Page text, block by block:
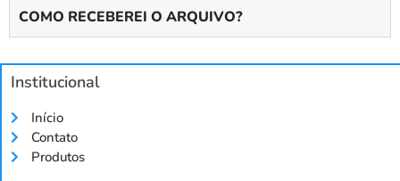
COMO RECEBEREI O ARQUIVO?
Institucional
Início
Contato
Produtos